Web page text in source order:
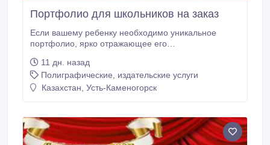
Портфолио для школьников на заказ
Если вашему ребенку необходимо уникальное
портфолио, ярко отражающее его
разработку, написав на электронную почту или
позвонив по телефону. Так же можно оставить
сообщение на странице объявления. Все котакты
элементов оформления и другое.
11 дн. назад
Полиграфические, издательские услуги
Казахстан, Усть-Каменогорск